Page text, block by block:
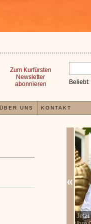
Meinung, dass jeder
Jetzt
Beliebt:
Zum Kurfürsten
Newsletter
abonnieren
ÜBER UNS KONTAKT